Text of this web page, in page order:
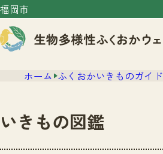
福岡市
センター紹介
ホーム ふくおかいきものガイド
いきもの図鑑